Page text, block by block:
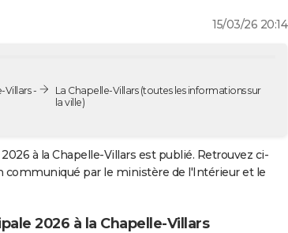
15/03/26 20:14
Villars -
La Chapelle-Villars(toutes les informations sur
la ville)
2026 à la Chapelle-Villars est publié. Retrouvez ci-
communiqué par le ministère de l'Intérieur et le
2026 à la Chapelle-Villars